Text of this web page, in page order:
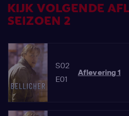
KIJK VOLGENDE
SEIZOEN 2
S02
E01
Aflevering 1